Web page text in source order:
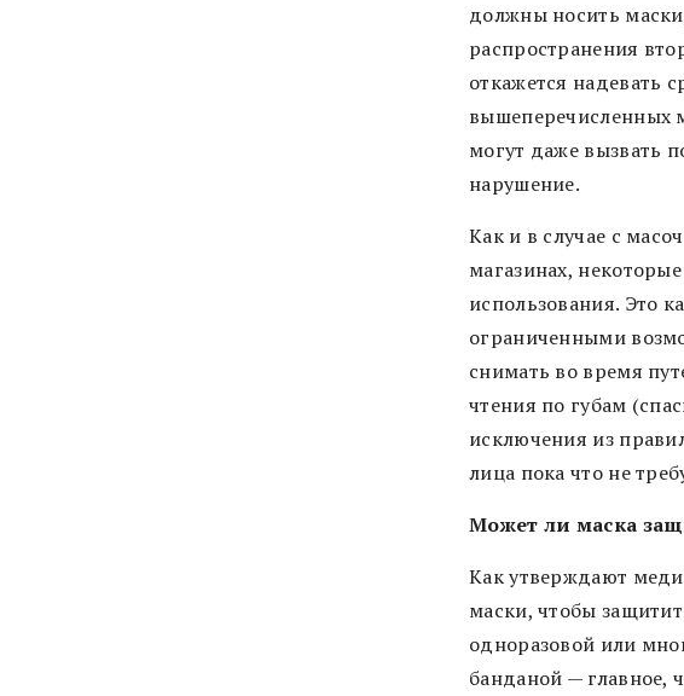
должны носить
распространения
откажется надевать
вышеперечисленных
могут даже вызвать
нарушение.
Как и в случае с
магазинах,
использования. Это
ограниченными
снимать во время
чтения по губам
исключения из
лица пока что не
Может ли маска
Как утверждают
маски, чтобы
одноразовой или
банданой — главное,